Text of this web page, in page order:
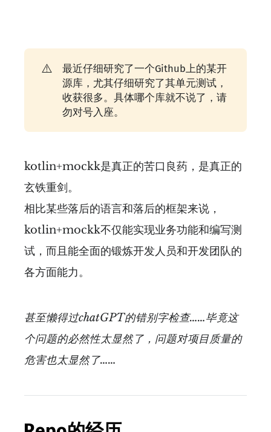
⚠️
最近仔细研究了一个Github上的某开
源库，尤其仔细研究了其单元测试，
收获很多。具体哪个库就不说了，请
勿对号入座。
kotlin+mockk是真正的苦口良药，是真正的
玄铁重剑。
相比某些落后的语言和落后的框架来说，
kotlin+mockk不仅能实现业务功能和编写测
试，而且能全面的锻炼开发人员和开发团队的
各方面能力。
甚至懒得过chatGPT的错别字检查……毕竟这
个问题的必然性太显然了，问题对项目质量的
危害也太显然了……